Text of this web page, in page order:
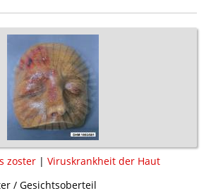
zoster | Viruskrankheit der Haut
/ Gesichtsoberteil